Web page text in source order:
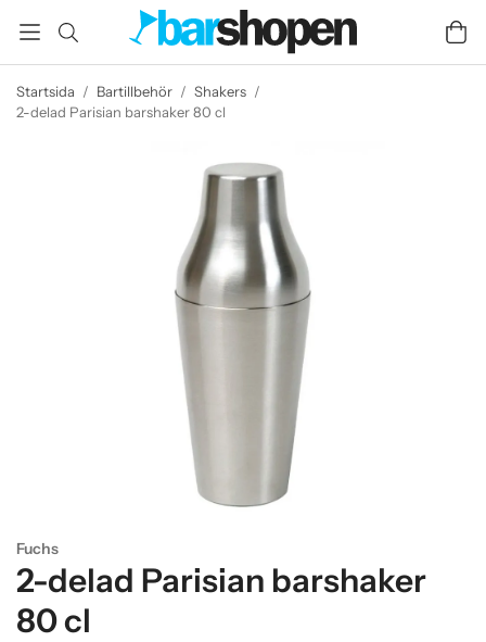
Startsida / Bartillbehör / Shakers /
2-delad Parisian barshaker 80 cl
Fuchs
2-delad Parisian barshaker
80 cl